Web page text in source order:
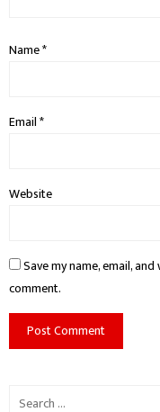
Name*
Email*
Website
Save my name, email,
comment.
Search